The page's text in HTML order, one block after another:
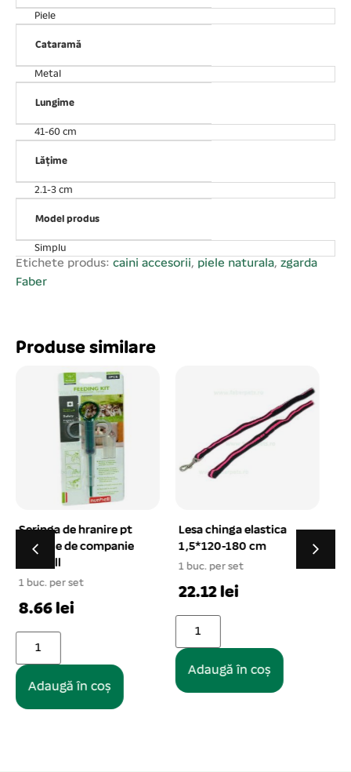
Piele
Cataramă
Metal
Lungime
41-60 cm
Lățime
2.1-3 cm
Model produs
Simplu
Etichete produs: caini accesorii, piele naturala, zgarda
Faber
Produse similare
Lesa chinga elastica
1,5*120-180 cm
1 buc. per set
22.12 lei
Adaugă în coș
Haina bumbac kaki
reiat captusita cu
gluga XXL – 18#
1 buc. per set
Adaugă în coș